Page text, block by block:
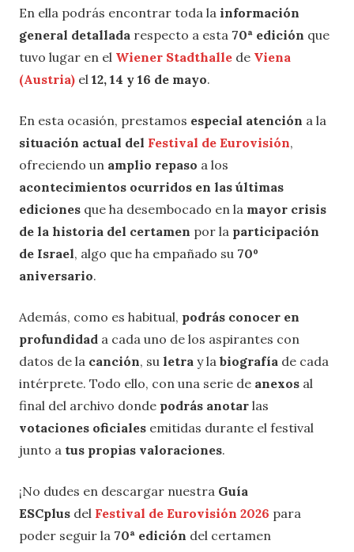
En ella podrás encontrar toda la información
general detallada respecto a esta 70ª edición que
tuvo lugar en el Wiener Stadthalle de Viena
(Austria) el 12, 14 y 16 de mayo.
En esta ocasión, prestamos especial atención a la
situación actual del Festival de Eurovisión,
ofreciendo un amplio repaso a los
acontecimientos ocurridos en las últimas
ediciones que ha desembocado en la mayor crisis
de la historia del certamen por la participación
de Israel, algo que ha empañado su 70º
aniversario.
Además, como es habitual, podrás conocer en
profundidad a cada uno de los aspirantes con
datos de la canción, su letra y la biografía de cada
intérprete. Todo ello, con una serie de anexos al
final del archivo donde podrás anotar las
votaciones oficiales emitidas durante el festival
junto a tus propias valoraciones.
¡No dudes en descargar nuestra Guía
ESCplus del Festival de Eurovisión 2026 para
poder seguir la 70ª edición del certamen